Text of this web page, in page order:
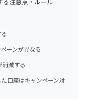
ーンが異なる
滅する
口座はキャンペーン対